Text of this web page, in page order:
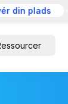
din plads